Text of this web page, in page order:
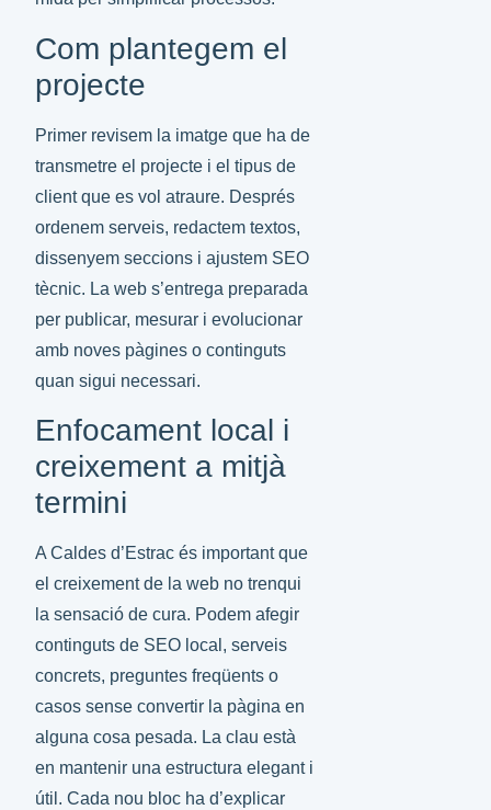
Com plantegem el
projecte
Primer revisem la imatge que ha de
transmetre el projecte i el tipus de
client que es vol atraure. Després
ordenem serveis, redactem textos,
dissenyem seccions i ajustem SEO
tècnic. La web s’entrega preparada
per publicar, mesurar i evolucionar
amb noves pàgines o continguts
quan sigui necessari.
Enfocament local i
creixement a mitjà
termini
A Caldes d’Estrac és important que
el creixement de la web no trenqui
la sensació de cura. Podem afegir
continguts de SEO local, serveis
concrets, preguntes freqüents o
casos sense convertir la pàgina en
alguna cosa pesada. La clau està
en mantenir una estructura elegant i
útil. Cada nou bloc ha d’explicar